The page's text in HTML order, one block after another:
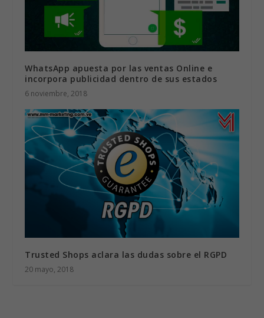
WhatsApp apuesta por las ventas Online e
incorpora publicidad dentro de sus estados
6 noviembre, 2018
Trusted Shops aclara las dudas sobre el RGPD
20 mayo, 2018